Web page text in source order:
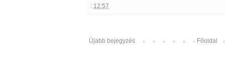
: 12:57
Újabb bejegyzés Főoldal